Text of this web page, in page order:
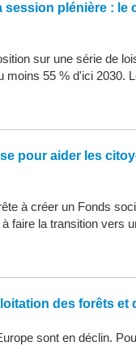
plénière : le
sur une série de
moins 55 % d'ici 2030.
pour aider les
à créer un Fonds
faire la transition vers
des forêts et
sont en déclin.